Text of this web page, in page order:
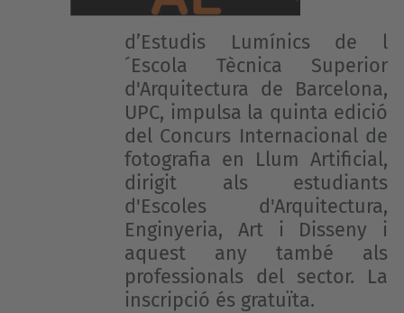
d’Estudis Lumínics de l
´Escola Tècnica Superior
d'Arquitectura de Barcelona,
UPC, impulsa la quinta edició
del Concurs Internacional de
fotografia en Llum Artificial,
dirigit als estudiants
d'Escoles d'Arquitectura,
Enginyeria, Art i Disseny i
aquest any també als
professionals del sector. La
inscripció és gratuïta.